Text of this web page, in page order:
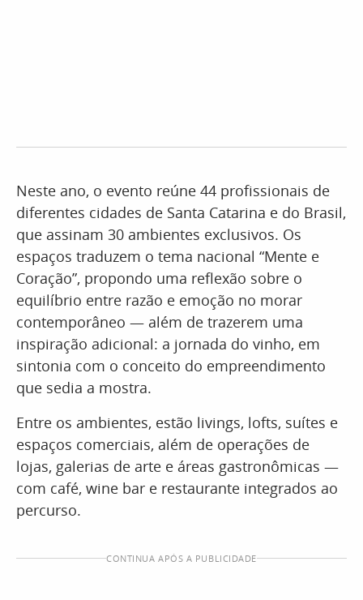
Neste ano, o evento reúne 44 profissionais de
diferentes cidades de Santa Catarina e do Brasil,
que assinam 30 ambientes exclusivos. Os
espaços traduzem o tema nacional “Mente e
Coração”, propondo uma reflexão sobre o
equilíbrio entre razão e emoção no morar
contemporâneo — além de trazerem uma
inspiração adicional: a jornada do vinho, em
sintonia com o conceito do empreendimento
que sedia a mostra.
Entre os ambientes, estão livings, lofts, suítes e
espaços comerciais, além de operações de
lojas, galerias de arte e áreas gastronômicas —
com café, wine bar e restaurante integrados ao
percurso.
CONTINUA APÓS A PUBLICIDADE